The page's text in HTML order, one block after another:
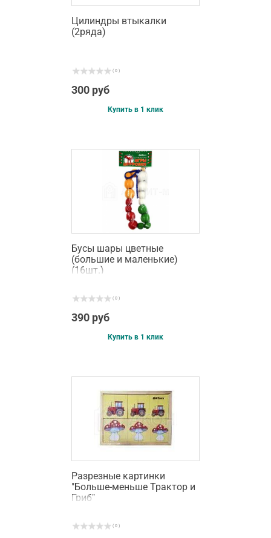
Цилиндры втыкалки
(2ряда)
( 0 )
300 руб
Купить в 1 клик
Бусы шары цветные
(большие и маленькие)
(16шт.)
( 0 )
390 руб
Купить в 1 клик
Разрезные картинки
"Больше-меньше Трактор и
Гриб"
( 0 )